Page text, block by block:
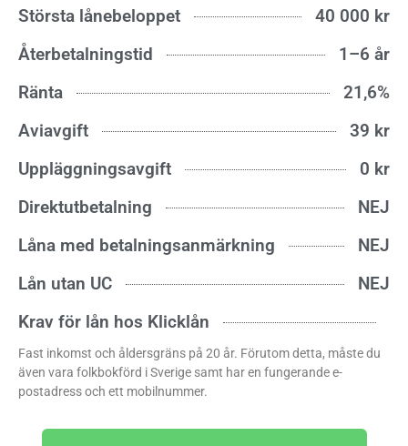
Största lånebeloppet
40 000 kr
Återbetalningstid
1–6 år
Ränta
21,6%
Aviavgift
39 kr
Uppläggningsavgift
0 kr
Direktutbetalning
NEJ
Låna med betalningsanmärkning
NEJ
Lån utan UC
NEJ
Krav för lån hos Klicklån
Fast inkomst och åldersgräns på 20 år. Förutom detta, måste du
även vara folkbokförd i Sverige samt har en fungerande e-
postadress och ett mobilnummer.